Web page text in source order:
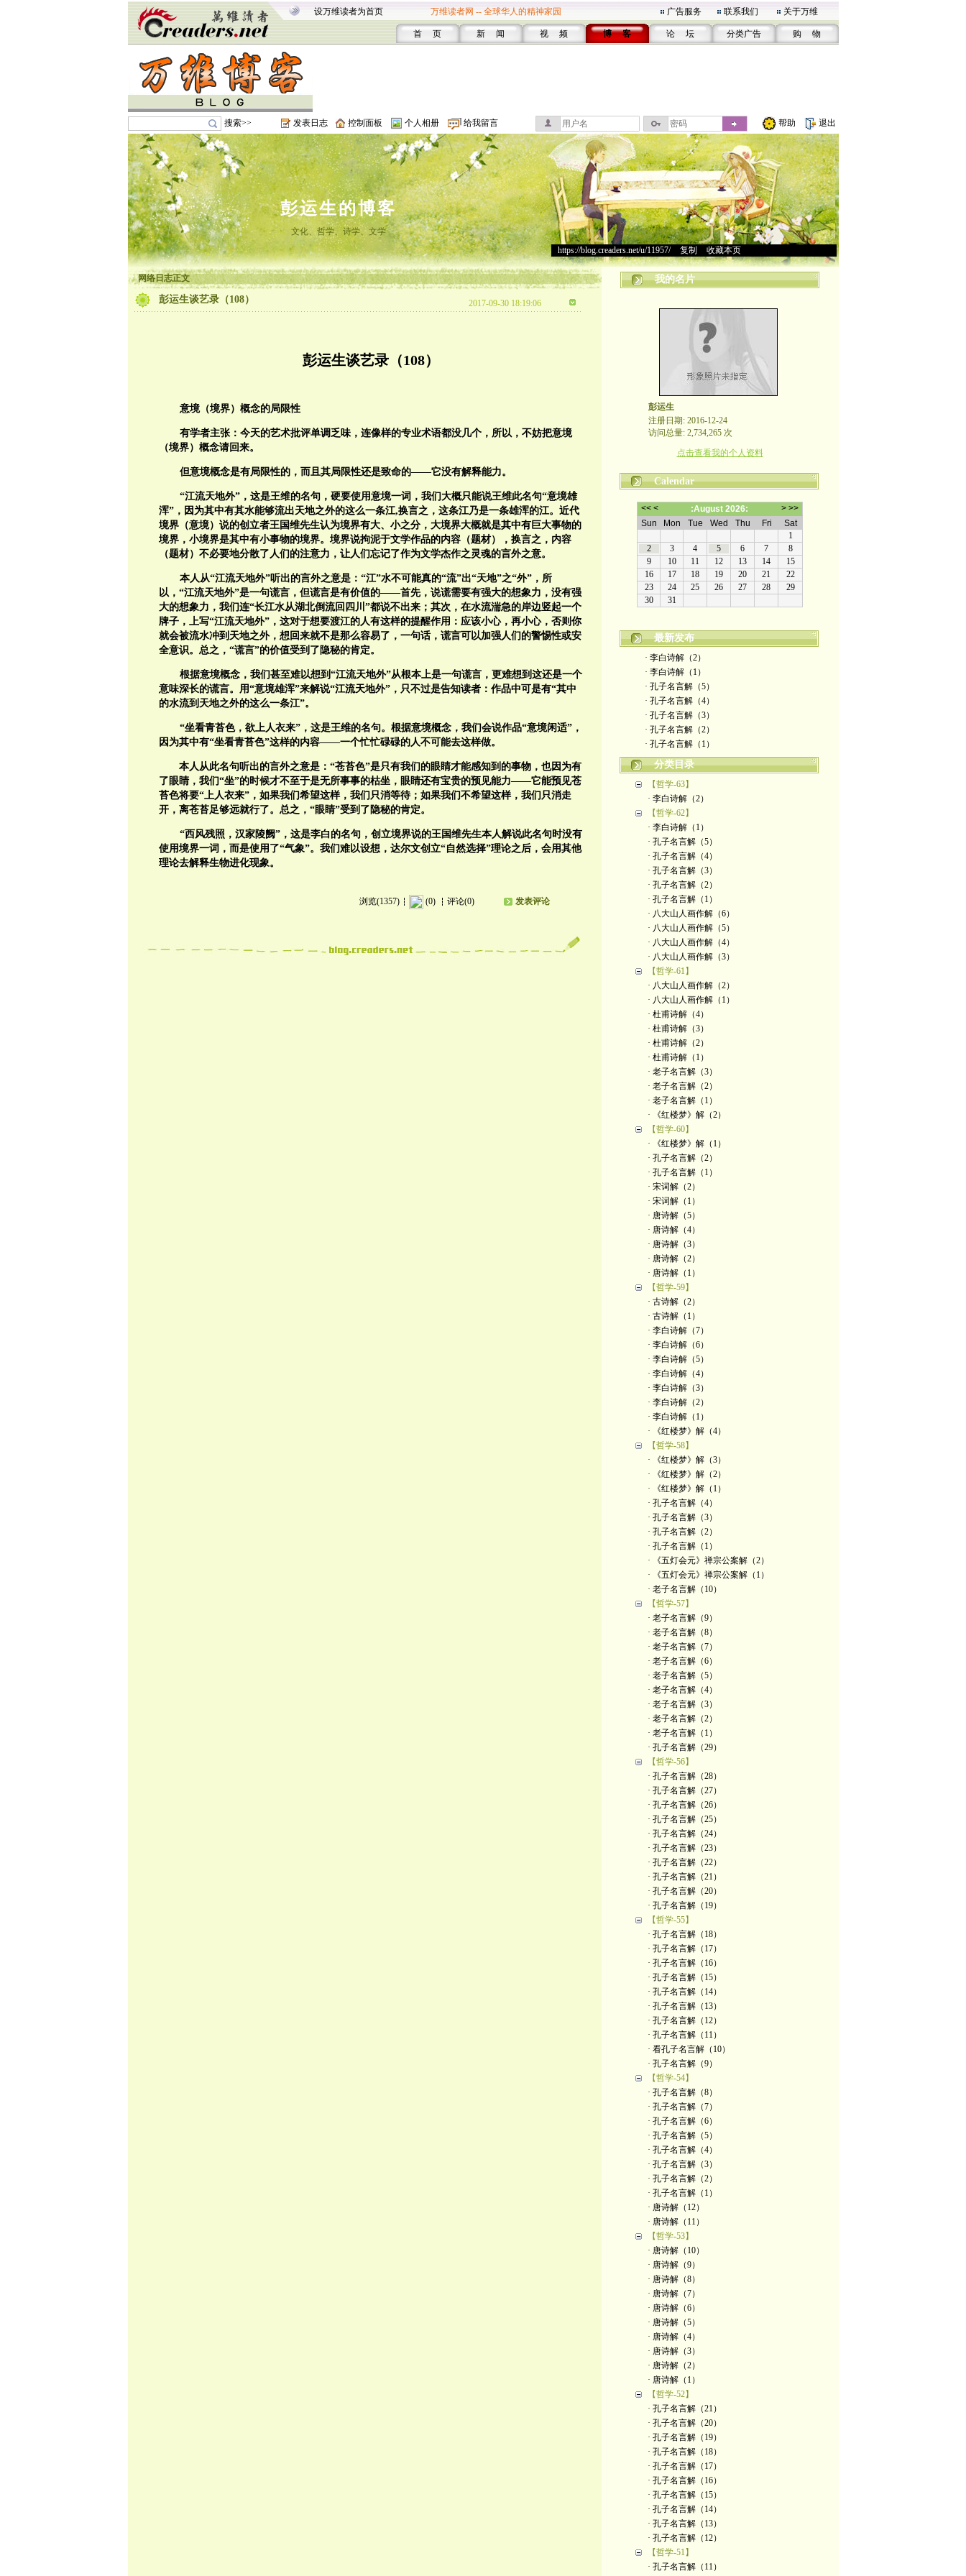
设万维读者为首页 万维读者网 -- 全球华人的精神家园 广告服务 联系我们 关于万维
首 页 新 闻 视 频 博 客 论 坛 分类广告 购 物
搜索>> 发表日志 控制面板 个人相册 给我留言 帮助 退出
彭运生的博客
文化、哲学、诗学、文学
https://blog.creaders.net/u/11957/> 复制 收藏本页
网络日志正文
彭运生谈艺录（108） 2017-09-30 18:19:06
彭运生谈艺录（108）
意境（境界）概念的局限性
有学者主张：今天的艺术批评单调乏味，连像样的专业术语都没几个，所以，不妨把意境
（境界）概念请回来。
但意境概念是有局限性的，而且其局限性还是致命的——它没有解释能力。
“江流天地外”，这是王维的名句，硬要使用意境一词，我们大概只能说王维此名句“意境雄
浑”，因为其中有其水能够流出天地之外的这么一条江,换言之，这条江乃是一条雄浑的江。近代
境界（意境）说的创立者王国维先生认为境界有大、小之分，大境界大概就是其中有巨大事物的
境界，小境界是其中有小事物的境界。境界说拘泥于文学作品的内容（题材），换言之，内容
（题材）不必要地分散了人们的注意力，让人们忘记了作为文学杰作之灵魂的言外之意。
本人从“江流天地外”听出的言外之意是：“江”水不可能真的“流”出“天地”之“外”，所
以，“江流天地外”是一句谎言，但谎言是有价值的——首先，说谎需要有强大的想象力，没有强
大的想象力，我们连“长江水从湖北倒流回四川”都说不出来；其次，在水流湍急的岸边竖起一个
牌子，上写“江流天地外”，这对于想要渡江的人有这样的提醒作用：应该小心，再小心，否则你
就会被流水冲到天地之外，想回来就不是那么容易了，一句话，谎言可以加强人们的警惕性或安
全意识。总之，“谎言”的价值受到了隐秘的肯定。
根据意境概念，我们甚至难以想到“江流天地外”从根本上是一句谎言，更难想到这还是一个
意味深长的谎言。用“意境雄浑”来解说“江流天地外”，只不过是告知读者：作品中可是有“其中
的水流到天地之外的这么一条江”。
“坐看青苔色，欲上人衣来”，这是王维的名句。根据意境概念，我们会说作品“意境闲适”，
因为其中有“坐看青苔色”这样的内容——一个忙忙碌碌的人不可能去这样做。
本人从此名句听出的言外之意是：“苍苔色”是只有我们的眼睛才能感知到的事物，也因为有
了眼睛，我们“坐”的时候才不至于是无所事事的枯坐，眼睛还有宝贵的预见能力——它能预见苍
苔色将要“上人衣来”，如果我们希望这样，我们只消等待；如果我们不希望这样，我们只消走
开，离苍苔足够远就行了。总之，“眼睛”受到了隐秘的肯定。
“西风残照，汉家陵阙”，这是李白的名句，创立境界说的王国维先生本人解说此名句时没有
使用境界一词，而是使用了“气象”。我们难以设想，达尔文创立“自然选择”理论之后，会用其他
理论去解释生物进化现象。
浏览(1357) (0) 评论(0) 发表评论
我的名片
彭运生
注册日期: 2016-12-24
访问总量: 2,734,265 次
点击查看我的个人资料
Calendar
最新发布
· 李白诗解（2）
· 李白诗解（1）
· 孔子名言解（5）
· 孔子名言解（4）
· 孔子名言解（3）
· 孔子名言解（2）
· 孔子名言解（1）
分类目录
【哲学-63】
· 李白诗解（2）
【哲学-62】
· 李白诗解（1）
· 孔子名言解（5）
· 孔子名言解（4）
· 孔子名言解（3）
· 孔子名言解（2）
· 孔子名言解（1）
· 八大山人画作解（6）
· 八大山人画作解（5）
· 八大山人画作解（4）
· 八大山人画作解（3）
【哲学-61】
· 八大山人画作解（2）
· 八大山人画作解（1）
· 杜甫诗解（4）
· 杜甫诗解（3）
· 杜甫诗解（2）
· 杜甫诗解（1）
· 老子名言解（3）
· 老子名言解（2）
· 老子名言解（1）
· 《红楼梦》解（2）
【哲学-60】
· 《红楼梦》解（1）
· 孔子名言解（2）
· 孔子名言解（1）
· 宋词解（2）
· 宋词解（1）
· 唐诗解（5）
· 唐诗解（4）
· 唐诗解（3）
· 唐诗解（2）
· 唐诗解（1）
【哲学-59】
· 古诗解（2）
· 古诗解（1）
· 李白诗解（7）
· 李白诗解（6）
· 李白诗解（5）
· 李白诗解（4）
· 李白诗解（3）
· 李白诗解（2）
· 李白诗解（1）
· 《红楼梦》解（4）
【哲学-58】
· 《红楼梦》解（3）
· 《红楼梦》解（2）
· 《红楼梦》解（1）
· 孔子名言解（4）
· 孔子名言解（3）
· 孔子名言解（2）
· 孔子名言解（1）
· 《五灯会元》禅宗公案解（2）
· 《五灯会元》禅宗公案解（1）
· 老子名言解（10）
【哲学-57】
· 老子名言解（9）
· 老子名言解（8）
· 老子名言解（7）
· 老子名言解（6）
· 老子名言解（5）
· 老子名言解（4）
· 老子名言解（3）
· 老子名言解（2）
· 老子名言解（1）
· 孔子名言解（29）
【哲学-56】
· 孔子名言解（28）
· 孔子名言解（27）
· 孔子名言解（26）
· 孔子名言解（25）
· 孔子名言解（24）
· 孔子名言解（23）
· 孔子名言解（22）
· 孔子名言解（21）
· 孔子名言解（20）
· 孔子名言解（19）
【哲学-55】
· 孔子名言解（18）
· 孔子名言解（17）
· 孔子名言解（16）
· 孔子名言解（15）
· 孔子名言解（14）
· 孔子名言解（13）
· 孔子名言解（12）
· 孔子名言解（11）
· 看孔子名言解（10）
· 孔子名言解（9）
【哲学-54】
· 孔子名言解（8）
· 孔子名言解（7）
· 孔子名言解（6）
· 孔子名言解（5）
· 孔子名言解（4）
· 孔子名言解（3）
· 孔子名言解（2）
· 孔子名言解（1）
· 唐诗解（12）
· 唐诗解（11）
【哲学-53】
· 唐诗解（10）
· 唐诗解（9）
· 唐诗解（8）
· 唐诗解（7）
· 唐诗解（6）
· 唐诗解（5）
· 唐诗解（4）
· 唐诗解（3）
· 唐诗解（2）
· 唐诗解（1）
【哲学-52】
· 孔子名言解（21）
· 孔子名言解（20）
· 孔子名言解（19）
· 孔子名言解（18）
· 孔子名言解（17）
· 孔子名言解（16）
· 孔子名言解（15）
· 孔子名言解（14）
· 孔子名言解（13）
· 孔子名言解（12）
【哲学-51】
· 孔子名言解（11）